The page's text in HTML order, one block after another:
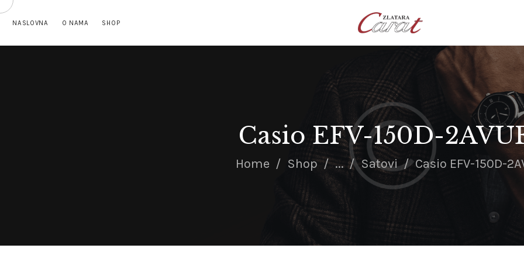
NASLOVNA O NAMA SHOP
Casio EFV-150D-
Home Shop ... Satovi Casio EFV-150D-
NASLOVNA
O NAMA
SATOVI
SREBRNI NAKIT
ZLATNI NAKIT